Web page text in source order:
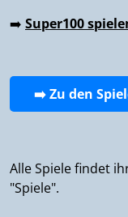
➡️ Super100
➡️ Zu den
Alle Spiele findet
"Spiele".